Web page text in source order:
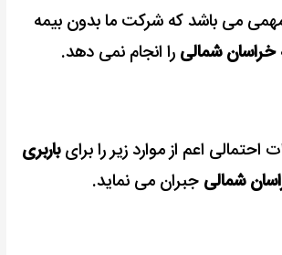
مهمی می باشد که شرکت ما بدون بیمه
خراسان شمالی را انجام نمی دهد.
احتمالی اعم از موارد زیر را برایباربری
شمالی جبران می نماید.